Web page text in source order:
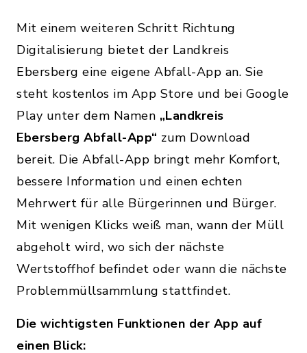
Mit einem weiteren Schritt Richtung
Digitalisierung bietet der Landkreis
Ebersberg eine eigene Abfall-App an. Sie
steht kostenlos im App Store und bei Google
Play unter dem Namen „Landkreis
Ebersberg Abfall-App“ zum Download
bereit. Die Abfall-App bringt mehr Komfort,
bessere Information und einen echten
Mehrwert für alle Bürgerinnen und Bürger.
Mit wenigen Klicks weiß man, wann der Müll
abgeholt wird, wo sich der nächste
Wertstoffhof befindet oder wann die nächste
Problemmüllsammlung stattfindet.
Die wichtigsten Funktionen der App auf
einen Blick: